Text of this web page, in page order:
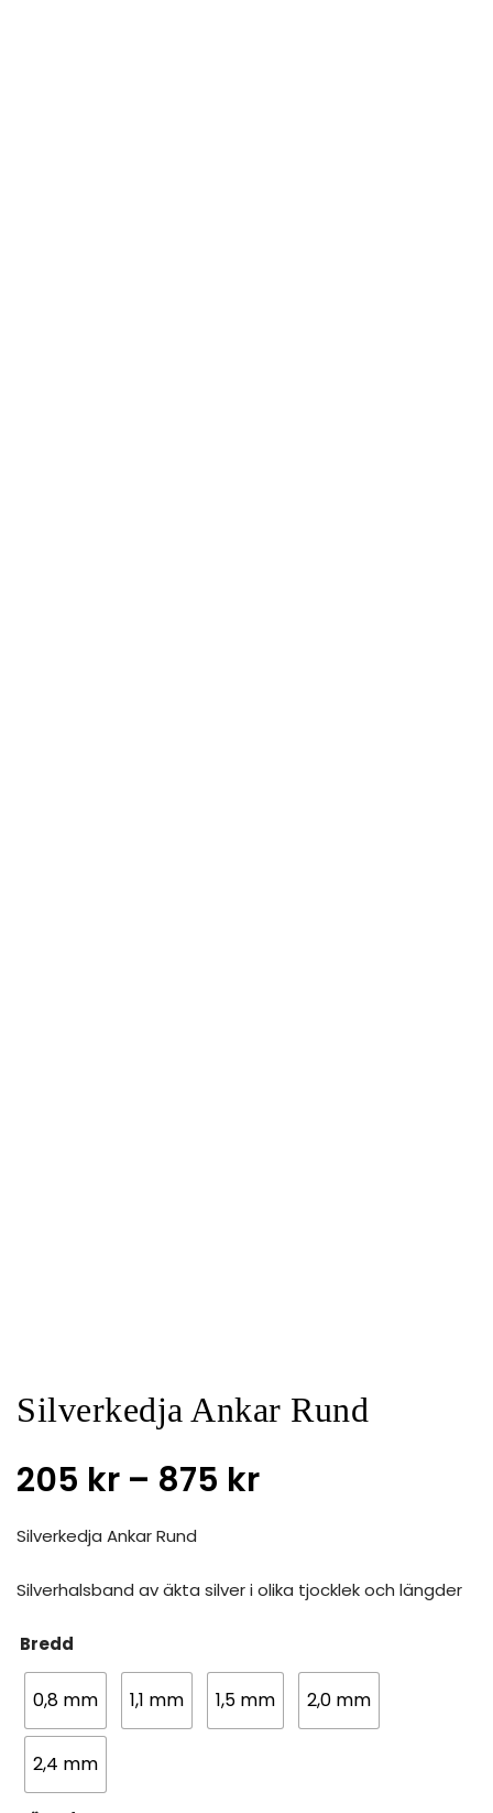
Silverkedja Ankar Rund
205 kr – 875 kr
Silverkedja Ankar Rund
Silverhalsband av äkta silver i olika tjocklek och längder
Bredd
0,8 mm 1,1 mm 1,5 mm 2,0 mm
2,4 mm